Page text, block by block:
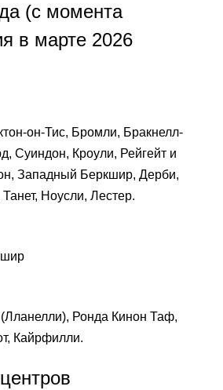
(с момента
в марте 2026
он-Тис, Бромли, Бракнелл-
Суиндон, Кроули, Рейгейт и
Западный Беркшир, Дерби,
Ноусли, Лестер.
Ронда Кинон Таф,
Кайрфилли.